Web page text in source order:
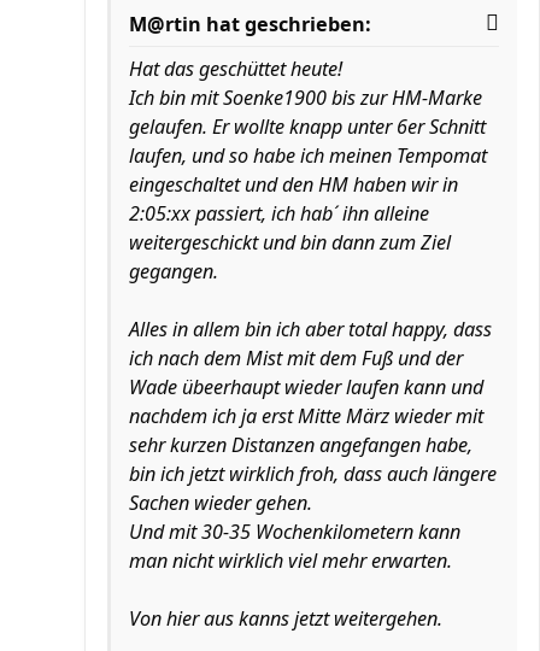
M@rtin hat geschrieben:
Hat das geschüttet heute!
Ich bin mit Soenke1900 bis zur HM-Marke
gelaufen. Er wollte knapp unter 6er Schnitt
laufen, und so habe ich meinen Tempomat
eingeschaltet und den HM haben wir in
2:05:xx passiert, ich hab´ ihn alleine
weitergeschickt und bin dann zum Ziel
gegangen.
Alles in allem bin ich aber total happy, dass
ich nach dem Mist mit dem Fuß und der
Wade übeerhaupt wieder laufen kann und
nachdem ich ja erst Mitte März wieder mit
sehr kurzen Distanzen angefangen habe,
bin ich jetzt wirklich froh, dass auch längere
Sachen wieder gehen.
Und mit 30-35 Wochenkilometern kann
man nicht wirklich viel mehr erwarten.
Von hier aus kanns jetzt weitergehen.